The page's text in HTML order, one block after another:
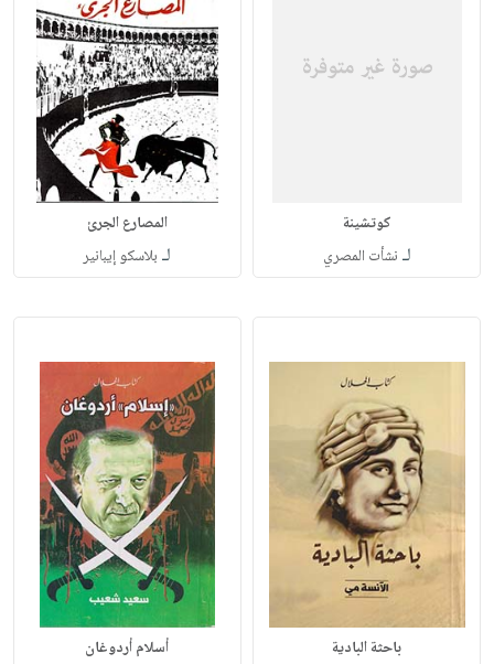
كوتشينة
لـ نشأت المصري
المصارع الجرئ
لـ بلاسكو إيبانير
باحثة البادية أسلام أردوغان